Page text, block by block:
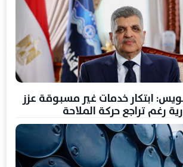
ابتكار خدمات غير مسبوقة عزز
رغم تراجع حركة الملاحة